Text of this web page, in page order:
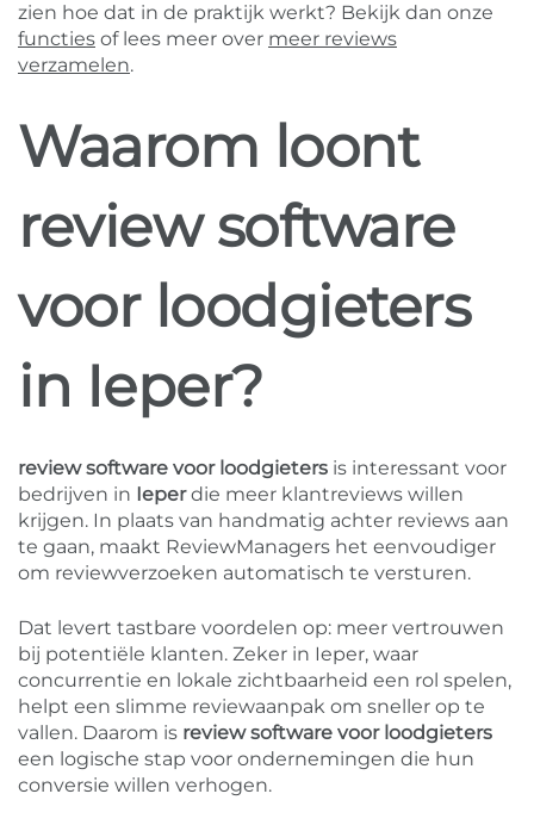
zien hoe dat in de praktijk werkt? Bekijk dan onze
functies of lees meer over meer reviews
verzamelen.
Waarom loont
review software
voor loodgieters
in Ieper?
review software voor loodgieters is interessant voor
bedrijven in Ieperdie meer klantreviews willen
krijgen. In plaats van handmatig achter reviews aan
te gaan, maakt ReviewManagers het eenvoudiger
om reviewverzoeken automatisch te versturen.
Dat levert tastbare voordelen op: meer vertrouwen
bij potentiële klanten. Zeker in Ieper, waar
concurrentie en lokale zichtbaarheid een rol spelen,
helpt een slimme reviewaanpak om sneller op te
vallen. Daarom is review software voor loodgieters
een logische stap voor ondernemingen die hun
conversie willen verhogen.